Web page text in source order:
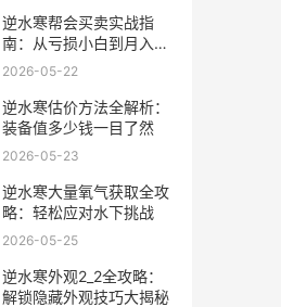
逆水寒帮会买卖实战指
南：从亏损小白到月入碎
银5000万
2026-05-22
逆水寒估价方法全解析：
装备值多少钱一目了然
2026-05-23
逆水寒大量氧气获取全攻
略：轻松应对水下挑战
2026-05-25
逆水寒外观2_2全攻略：
解锁隐藏外观技巧大揭秘